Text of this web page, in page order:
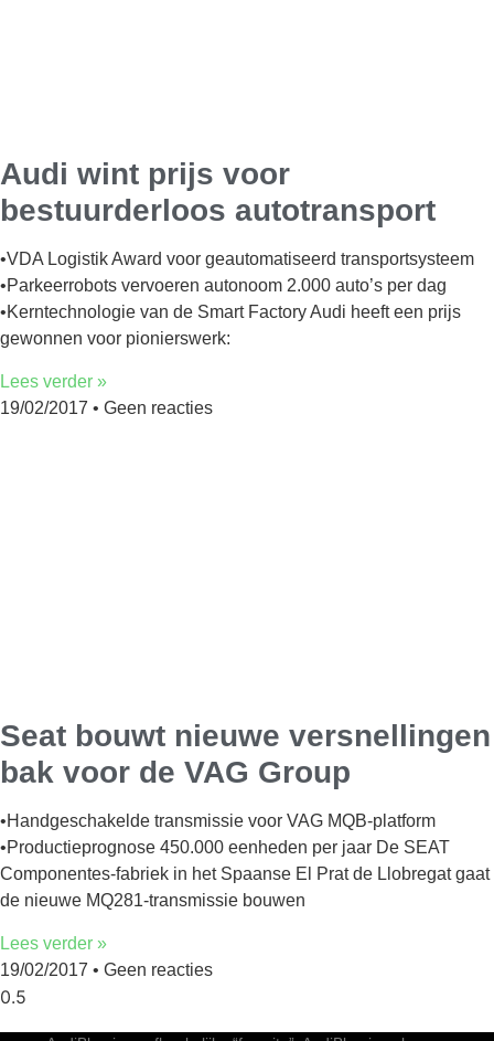
Audi wint prijs voor
bestuurderloos autotransport
•VDA Logistik Award voor geautomatiseerd transportsysteem
•Parkeerrobots vervoeren autonoom 2.000 auto’s per dag
•Kerntechnologie van de Smart Factory Audi heeft een prijs
gewonnen voor pionierswerk:
Lees verder »
19/02/2017
Geen reacties
Seat bouwt nieuwe versnellingen
bak voor de VAG Group
•Handgeschakelde transmissie voor VAG MQB-platform
•Productieprognose 450.000 eenheden per jaar De SEAT
Componentes-fabriek in het Spaanse El Prat de Llobregat gaat
de nieuwe MQ281-transmissie bouwen
Lees verder »
19/02/2017
Geen reacties